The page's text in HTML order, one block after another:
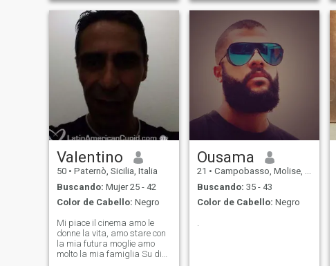
mostrano interamente per ciò
che sono, chi ti mostra senza
Buscando una relacion de
complicidad y quimica. Soy
de los quienes creen en los
valores de la Persona:
bienvenida a mi perfile !!
Valentino
50 • Paternò, Sicilia, Italia
Buscando: Mujer 25 - 42
Color de Cabello: Negro
Mi piace il cinema amo le
donne la vita, amo stare con
la mia futura moglie amo
molto la mia famiglia Su di
Ousama
21 • Campobasso, Molise, Italia
Buscando: 35 - 43
Color de Cabello: Negro
.